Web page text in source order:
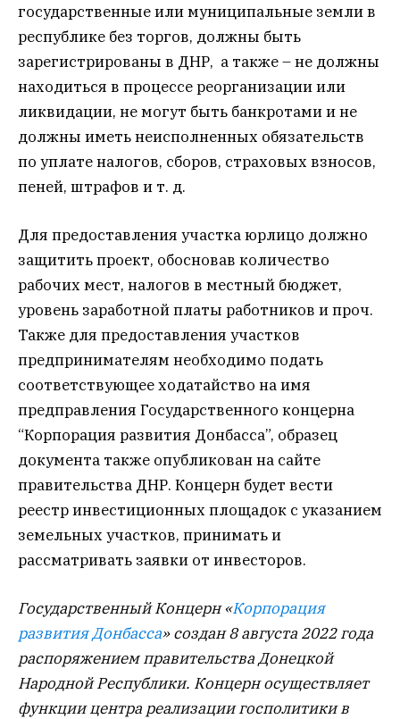
государственные или муниципальные земли в
республике без торгов, должны быть
зарегистрированы в ДНР, а также – не должны
находиться в процессе реорганизации или
ликвидации, не могут быть банкротами и не
должны иметь неисполненных обязательств
по уплате налогов, сборов, страховых взносов,
пеней, штрафов и т. д.
Для предоставления участка юрлицо должно
защитить проект, обосновав количество
рабочих мест, налогов в местный бюджет,
уровень заработной платы работников и проч.
Также для предоставления участков
предпринимателям необходимо подать
соответствующее ходатайство на имя
предправления Государственного концерна
“Корпорация развития Донбасса”, образец
документа также опубликован на сайте
правительства ДНР. Концерн будет вести
реестр инвестиционных площадок с указанием
земельных участков, принимать и
рассматривать заявки от инвесторов.
Государственный Концерн «Корпорация
развития Донбасса» создан 8 августа 2022 года
распоряжением правительства Донецкой
Народной Республики. Концерн осуществляет
функции центра реализации госполитики в